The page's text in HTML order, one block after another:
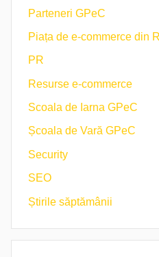
Parteneri GPeC
Piața de e-commerce din
PR
Resurse e-commerce
Scoala de Iarna GPeC
Școala de Vară GPeC
Security
SEO
Știrile săptămânii